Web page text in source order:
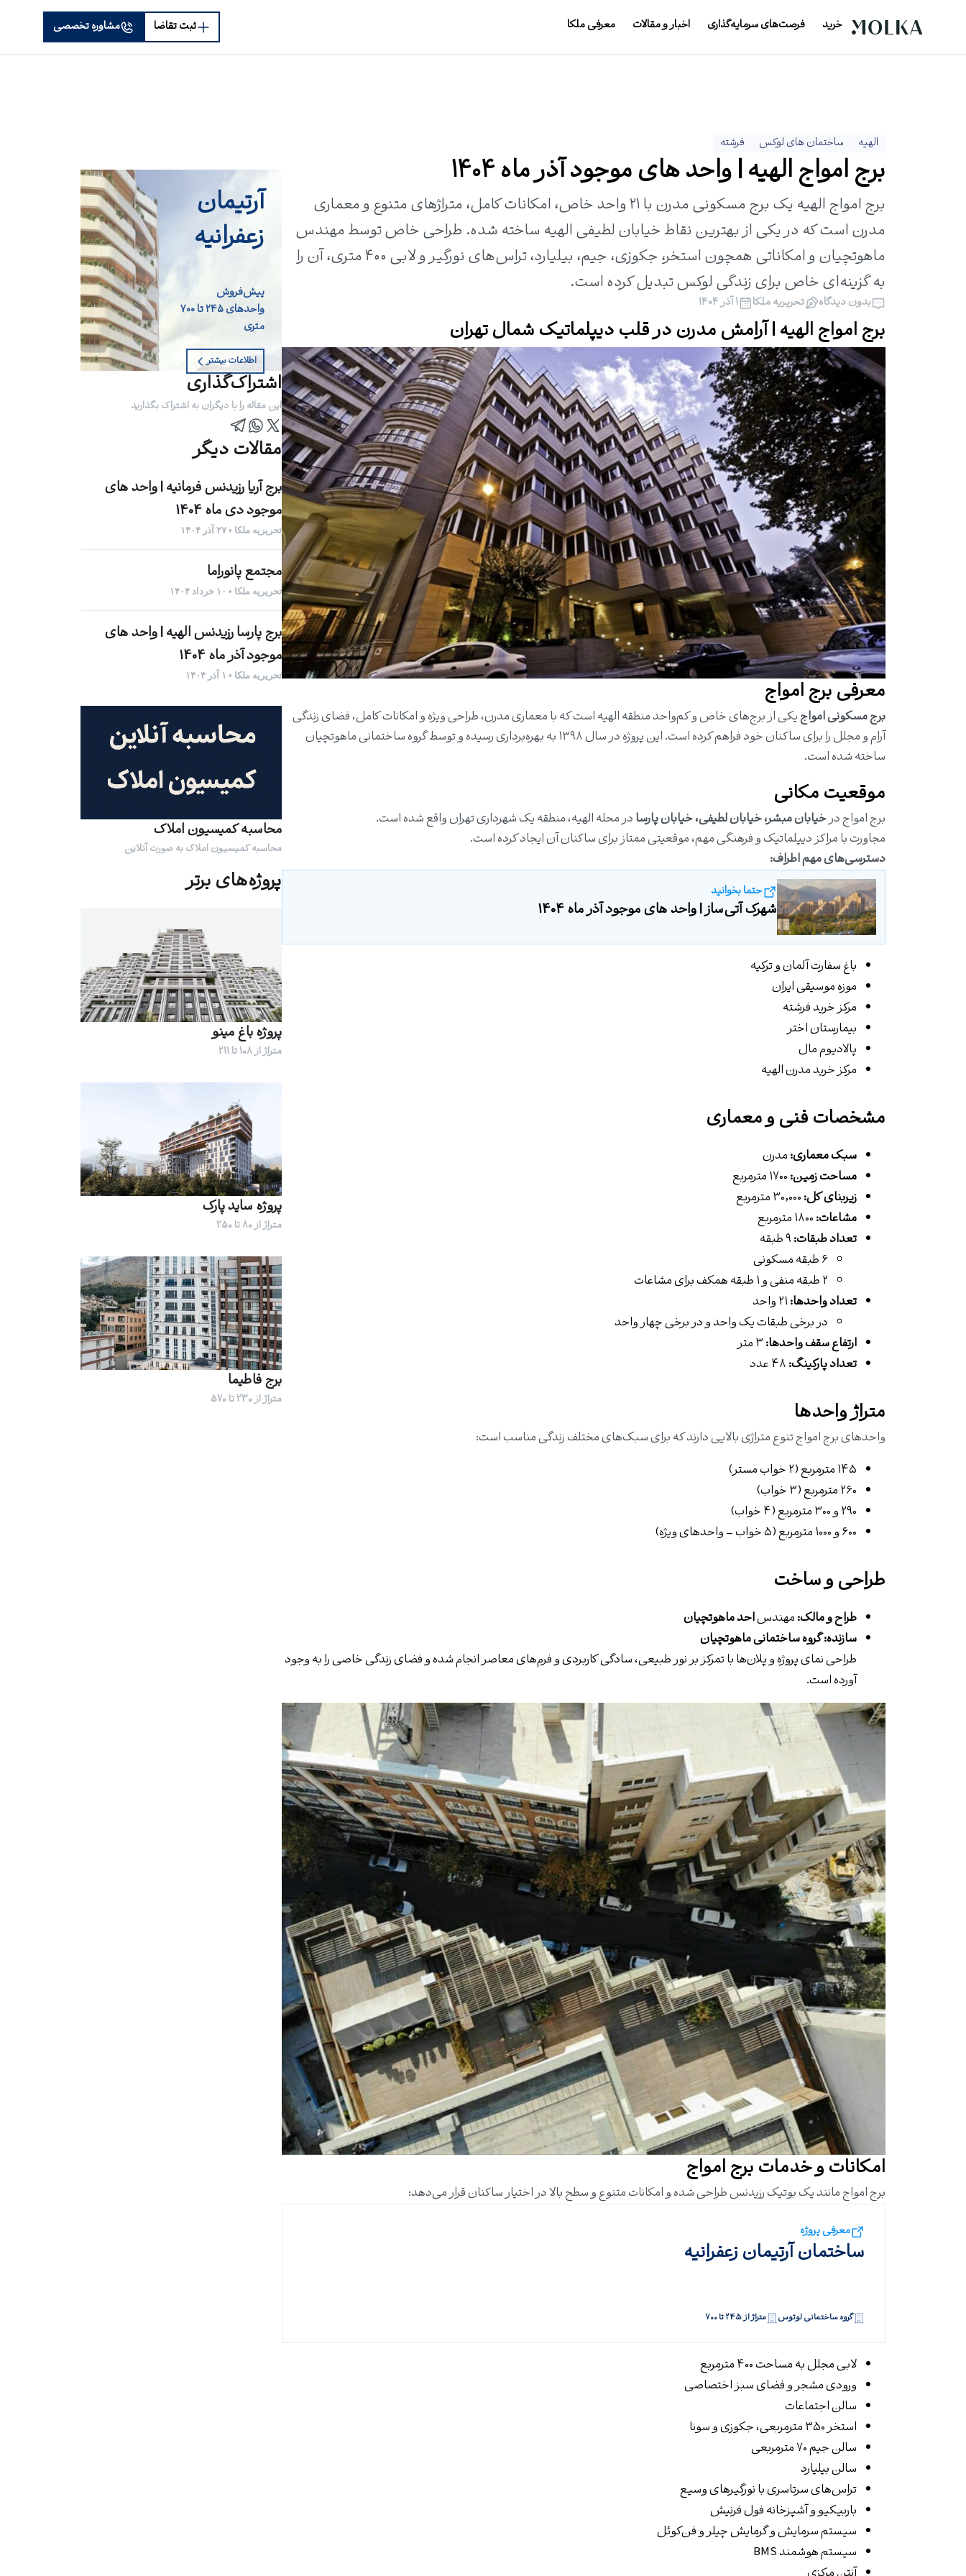
خرید فرصت‌های سرمایه‌گذاری اخبار و مقالات معرفی ملکا ثبت تقاضا مشاوره تخصصی
الهیه ساختمان های لوکس فرشته
برج امواج الهیه | واحد های موجود آذر ماه 1404
برج امواج الهیه یک برج مسکونی مدرن با ۲۱ واحد خاص، امکانات کامل، متراژهای متنوع و معماری
مدرن است که در یکی از بهترین نقاط خیابان لطیفی الهیه ساخته شده. طراحی خاص توسط مهندس
ماهوتچیان و امکاناتی همچون استخر، جکوزی، جیم، بیلیارد، تراس‌های نورگیر و لابی ۴۰۰ متری، آن را
به گزینه‌ای خاص برای زندگی لوکس تبدیل کرده است.
بدون دیدگاه تحریریه ملکا ۱ آذر ۱۴۰۴
برج امواج الهیه | آرامش مدرن در قلب دیپلماتیک شمال تهران
معرفی برج امواج
برج مسکونی امواجیکی از برج‌های خاص و کم‌واحد منطقه الهیه است که با معماری مدرن، طراحی ویژه و امکانات کامل، فضای زندگی
آرام و مجلل را برای ساکنان خود فراهم کرده است. این پروژه در سال ۱۳۹۸ به بهره‌برداری رسیده و توسط گروه ساختمانی ماهوتچیان
ساخته شده است.
موقعیت مکانی
برج امواج درخیابان مبشر، خیابان لطیفی، خیابان پارسادر محله الهیه، منطقه یک شهرداری تهران واقع شده است.
مجاورت با مراکز دیپلماتیک و فرهنگی مهم، موقعیتی ممتاز برای ساکنان آن ایجاد کرده است.
دسترسی‌های مهم اطراف:
حتما بخوانید
شهرک آتی‌ساز | واحد های موجود آذر ماه 1404
باغ سفارت آلمان و ترکیه
موزه موسیقی ایران
مرکز خرید فرشته
بیمارستان اختر
پالادیوم مال
مرکز خرید مدرن الهیه
مشخصات فنی و معماری
سبک معماری:مدرن
مساحت زمین:
زیربنای کل:
مشاعات:
تعداد طبقات:
۶ طبقه مسکونی
۲ طبقه منفی و ۱ طبقه همکف برای مشاعات
تعداد واحدها:
در برخی طبقات یک واحد و در برخی چهار واحد
ارتفاع سقف واحدها:
تعداد پارکینگ:
متراژ واحدها
واحدهای برج امواج تنوع متراژی بالایی دارند که برای سبک‌های مختلف زندگی مناسب است:
۱۴۵ مترمربع (۲ خواب مستر)
۲۶۰ مترمربع (۳ خواب)
۲۹۰ و ۳۰۰ مترمربع (۴ خواب)
۶۰۰ و ۱۰۰۰ مترمربع (۵ خواب – واحدهای ویژه)
طراحی و ساخت
طراح و مالک:مهندساحد ماهوتچیان
سازنده:گروه ساختمانی ماهوتچیان
طراحی نمای پروژه و پلان‌ها با تمرکز بر نور طبیعی، سادگی کاربردی و فرم‌های معاصر انجام شده و فضای زندگی خاصی را به وجود
آورده است.
امکانات و خدمات برج امواج
برج امواج مانند یک بوتیک رزیدنس طراحی شده و امکانات متنوع و سطح بالا در اختیار ساکنان قرار می‌دهد:
معرفی پروژه
ساختمان آرتیمان زعفرانیه
گروه ساختمانی لوتوس متراژ از ۲۴۵ تا ۷۰۰
لابی مجلل به مساحت ۴۰۰ مترمربع
ورودی مشجر و فضای سبز اختصاصی
سالن اجتماعات
استخر ۳۵۰ مترمربعی، جکوزی و سونا
سالن جیم ۷۰ مترمربعی
سالن بیلیارد
تراس‌های سرتاسری با نورگیرهای وسیع
باربیکیو و آشپزخانه فول فرنیش
سیستم سرمایش و گرمایش چیلر و فن‌کوئل
سیستم هوشمند BMS
آرتیمان
زعفرانیه
پیش‌فروش
واحد‌های ۲۴۵ تا ۷۰۰
متری
اطلاعات بیشتر
اشتراک‌گذاری
این مقاله را با دیگران به اشتراک بگذارید
مقالات دیگر
برج آریا رزیدنس فرمانیه | واحد های
موجود دی ماه 1404
تحریریه ملکا • ۲۷ آذر ۱۴۰۴
مجتمع پانوراما
تحریریه ملکا • ۱۰ خرداد ۱۴۰۴
برج پارسا رزیدنس الهیه | واحد های
موجود آذر ماه 1404
تحریریه ملکا • ۱ آذر ۱۴۰۴
محاسبه کمیسیون املاک
محاسبه کمیسیون املاک به صورت آنلاین
پروژه‌های برتر
پروژه باغ مینو
متراژ از 108 تا 211
پروژه ساید پارک
متراژ از 80 تا 250
برج فاطیما
متراژ از 230 تا 570